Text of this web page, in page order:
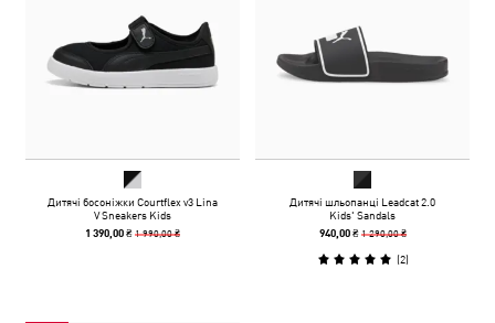
Дитячі босоніжки Courtflex v3 Lina
V Sneakers Kids
1 390,00 ₴1 990,00 ₴
Дитячі шльопанці Leadcat 2.0
Kids' Sandals
940,00 ₴ 1 290,00 ₴
(2)